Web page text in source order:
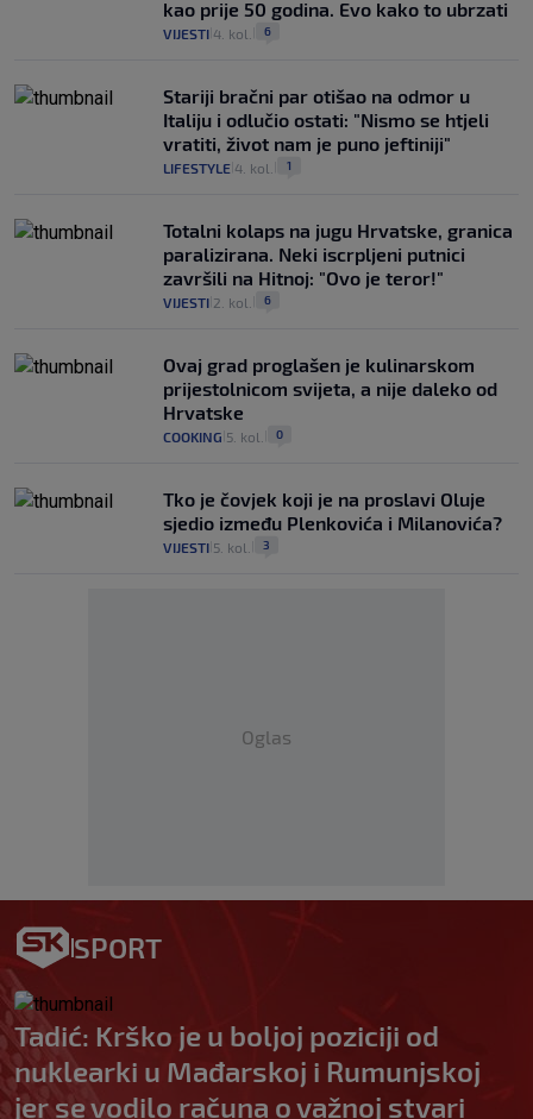
kao prije 50 godina. Evo kako to ubrzati
VIJESTI 4. kol. 6
Stariji bračni par otišao na odmor u
Italiju i odlučio ostati: "Nismo se htjeli
vratiti, život nam je puno jeftiniji"
LIFESTYLE 4. kol. 1
Totalni kolaps na jugu Hrvatske, granica
paralizirana. Neki iscrpljeni putnici
završili na Hitnoj: "Ovo je teror!"
VIJESTI 2. kol. 6
Ovaj grad proglašen je kulinarskom
prijestolnicom svijeta, a nije daleko od
Hrvatske
COOKING 5. kol. 0
Tko je čovjek koji je na proslavi Oluje
sjedio između Plenkovića i Milanovića?
VIJESTI 5. kol. 3
Oglas
SPORT
Tadić: Krško je u boljoj poziciji od
nuklearki u Mađarskoj i Rumunjskoj
jer se vodilo računa o važnoj stvari